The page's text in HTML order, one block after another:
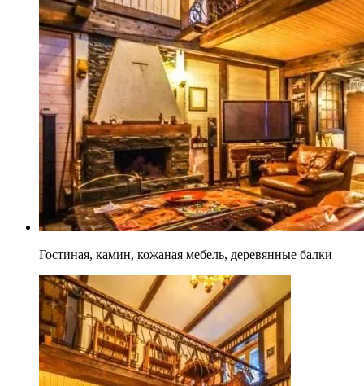
Гостиная, камин, кожаная мебель, деревянные балки